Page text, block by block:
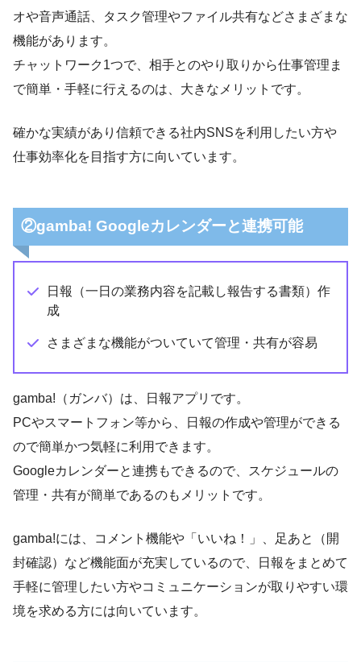
オや音声通話、タスク管理やファイル共有などさまざまな
機能があります。
チャットワーク1つで、相手とのやり取りから仕事管理ま
で簡単・手軽に行えるのは、大きなメリットです。
確かな実績があり信頼できる社内SNSを利用したい方や
仕事効率化を目指す方に向いています。
②gamba! Googleカレンダーと連携可能
日報（一日の業務内容を記載し報告する書類）作
成
さまざまな機能がついていて管理・共有が容易
gamba!（ガンバ）は、日報アプリです。
PCやスマートフォン等から、日報の作成や管理ができる
ので簡単かつ気軽に利用できます。
Googleカレンダーと連携もできるので、スケジュールの
管理・共有が簡単であるのもメリットです。
gamba!には、コメント機能や「いいね！」、足あと（開
封確認）など機能面が充実しているので、日報をまとめて
手軽に管理したい方やコミュニケーションが取りやすい環
境を求める方には向いています。